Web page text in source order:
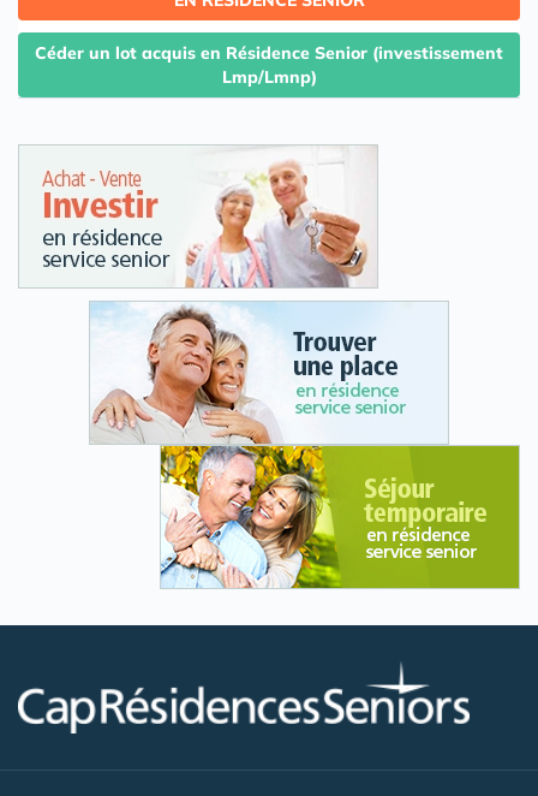
Céder un lot acquis en Résidence Senior (investissement
Lmp/Lmnp)